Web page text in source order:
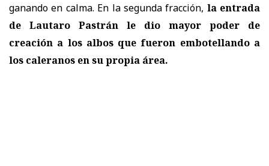
ganando en calma. En la segunda fracción, la entrada
de Lautaro Pastrán le dio mayor poder de
creación a los albos que fueron embotellando a
los caleranos en su propia área.